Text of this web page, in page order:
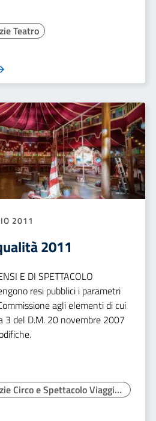
Teatro
2011
2011
E DI SPETTACOLO
resi pubblici i parametri
agli elementi di cui
3 del D.M. 20 novembre 2007
Archivio Notizie Circo e Spettacolo Viaggiante